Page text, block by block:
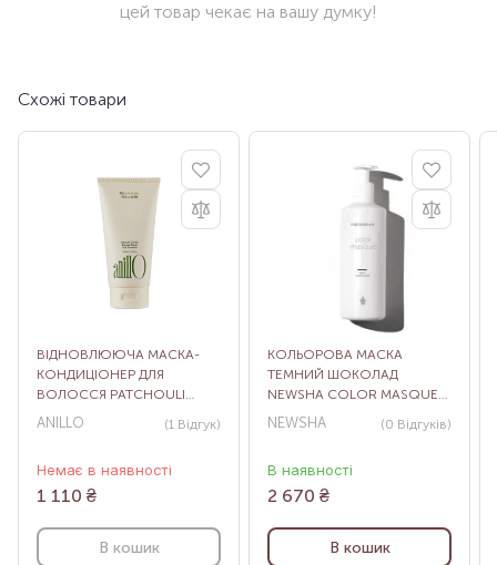
цей товар чекає на вашу думку!
Схожі товари
ВІДНОВЛЮЮЧА МАСКА-
КОНДИЦІОНЕР ДЛЯ
ВОЛОССЯ PATCHOULI
GARDEN DAMAGE REPAIR
HAIR TREATMENT, 150 МЛ
ANILLO (1 Відгук)
Немає в наявності
1 110 ₴
В кошик
КОЛЬОРОВА МАСКА
ТЕМНИЙ ШОКОЛАД
NEWSHA COLOR MASQUE
DARK CHOCOLATE, 500 МЛ
NEWSHA (0 Відгуків)
В наявності
2 670 ₴
В кошик